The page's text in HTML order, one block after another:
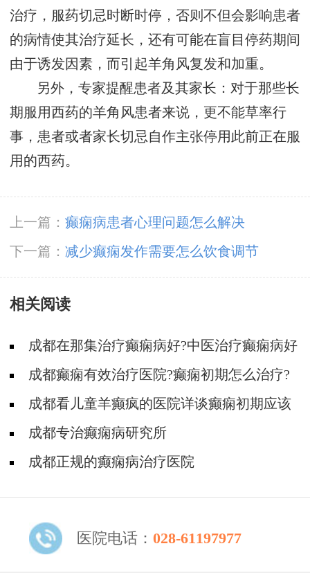
治疗，服药切忌时断时停，否则不但会影响患者
的病情使其治疗延长，还有可能在盲目停药期间
由于诱发因素，而引起羊角风复发和加重。
另外，专家提醒患者及其家长：对于那些长
期服用西药的羊角风患者来说，更不能草率行
事，患者或者家长切忌自作主张停用此前正在服
用的西药。
上一篇： 癫痫病患者心理问题怎么解决
下一篇： 减少癫痫发作需要怎么饮食调节
相关阅读
成都在那集治疗癫痫病好?中医治疗癫痫病好
吗?成都癫痫有效治疗医院?癫痫初期怎么治疗?
成都看儿童羊癫疯的医院详谈癫痫初期应该
怎么治疗?
成都专治癫痫病研究所
成都正规的癫痫病治疗医院
医院电话： 028-61197977